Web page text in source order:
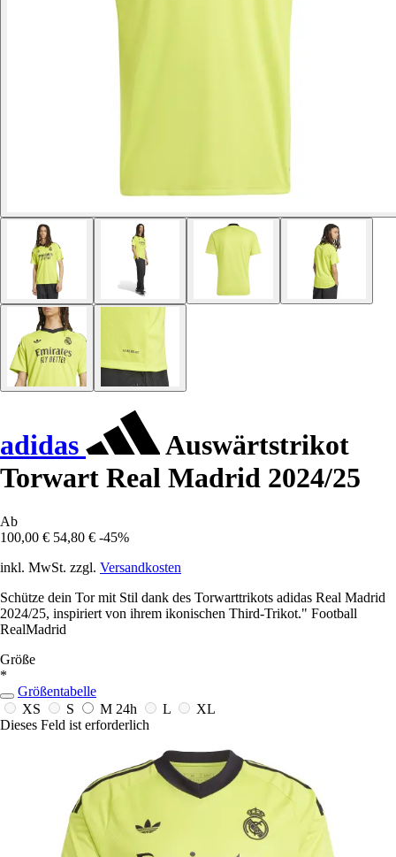
adidas
Auswärtstrikot
Torwart Real Madrid 2024/25
Ab
100,00 € 54,80 € -45%
inkl. MwSt. zzgl. Versandkosten
Schütze dein Tor mit Stil dank des Torwarttrikots adidas Real Madrid
2024/25, inspiriert von ihrem ikonischen Third-Trikot." Football
RealMadrid
Größe
*
Größentabelle
XS
S M 24h L
XL
Dieses Feld ist erforderlich